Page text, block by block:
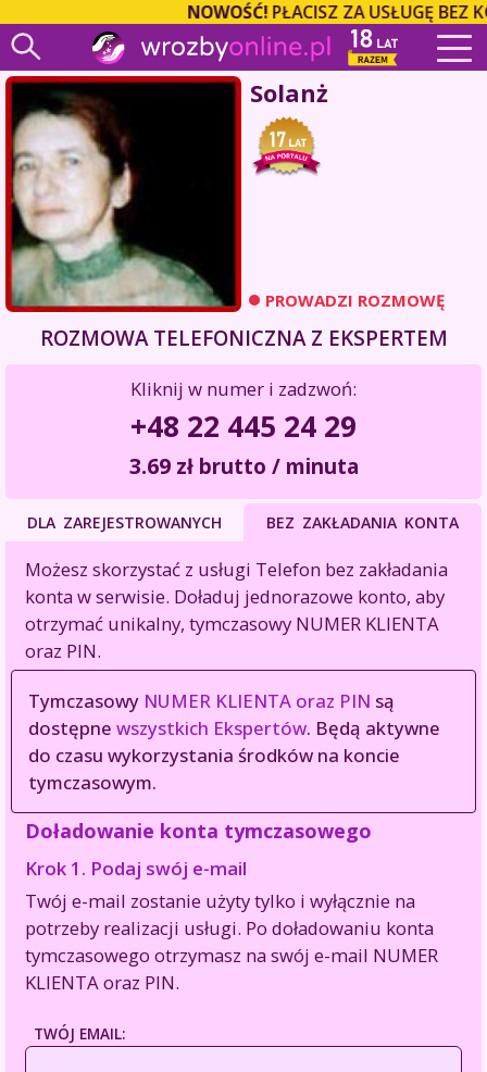
NOWOŚĆ!PŁACISZ ZA USŁUGĘ BEZ
Solanż
PROWADZI ROZMOWĘ
ROZMOWA TELEFONICZNA Z EKSPERTEM
Kliknij w numer i zadzwoń:
+48 22 445 24 29
3.69 złbrutto / minuta
DLA ZAREJESTROWANYCH BEZ ZAKŁADANIA KONTA
Możesz skorzystać z usługi Telefon bez zakładania
konta w serwisie. Doładuj jednorazowe konto, aby
otrzymać unikalny, tymczasowy NUMER KLIENTA
oraz PIN.
Tymczasowy NUMER KLIENTA oraz PIN są
dostępne wszystkich Ekspertów. Będą aktywne
do czasu wykorzystania środków na koncie
tymczasowym.
Doładowanie konta tymczasowego
Krok 1. Podaj swój e-mail
Twój e-mail zostanie użyty tylko i wyłącznie na
potrzeby realizacji usługi. Po doładowaniu konta
tymczasowego otrzymasz na swój e-mail NUMER
KLIENTA oraz PIN.
TWÓJ EMAIL: